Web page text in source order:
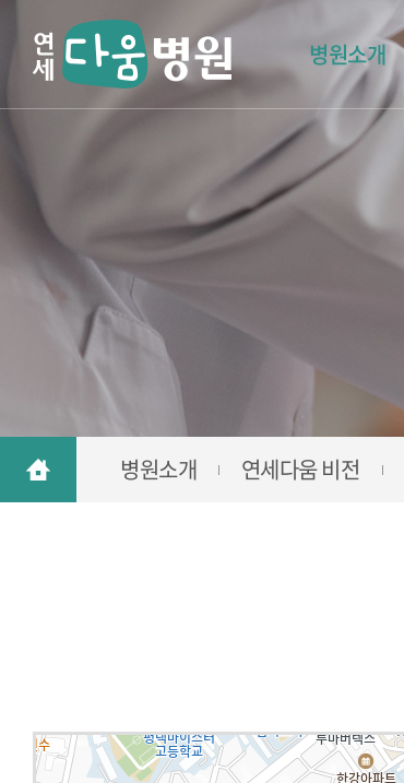
병원소개
병원소개 연세다움 비전